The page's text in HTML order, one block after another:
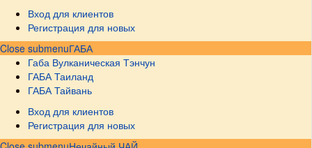
Вход для клиентов
Регистрация для новых
Close submenuГАБА
Габа Вулканическая Тэнчун
ГАБА Таиланд
ГАБА Тайвань
Вход для клиентов
Регистрация для новых